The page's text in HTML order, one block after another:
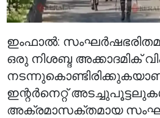
ഇംഫാൽ:
ഒരു നിശബ്ദ അക്കാദമിക്
ഇന്റർനെറ്റ്
അക്രമാസക്തമായ